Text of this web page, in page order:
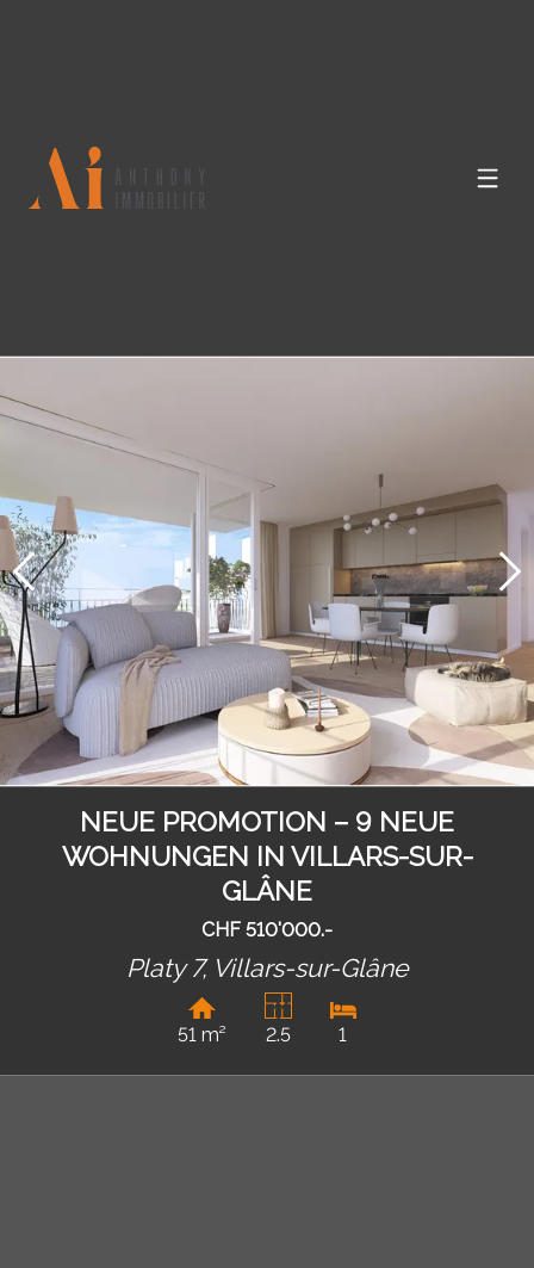
NEUE PROMOTION – 9 NEUE
WOHNUNGEN IN VILLARS-SUR-
GLÂNE
CHF 510'000.-
Platy 7, Villars-sur-Glâne
51 m² 2.5 1